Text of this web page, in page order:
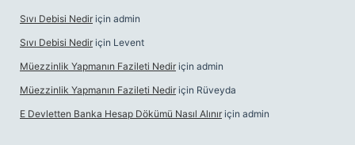
Sıvı Debisi Nedir için admin
Sıvı Debisi Nedir için Levent
Müezzinlik Yapmanın Fazileti Nedir için admin
Müezzinlik Yapmanın Fazileti Nedir için Rüveyda
E Devletten Banka Hesap Dökümü Nasıl Alınır için admin